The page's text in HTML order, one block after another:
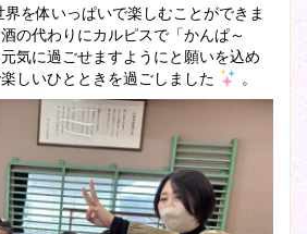
を体いっぱいで楽しむことができま
の代わりにカルピスで「かんぱ～
気に過ごせますようにと願いを込め
しいひとときを過ごしました 。